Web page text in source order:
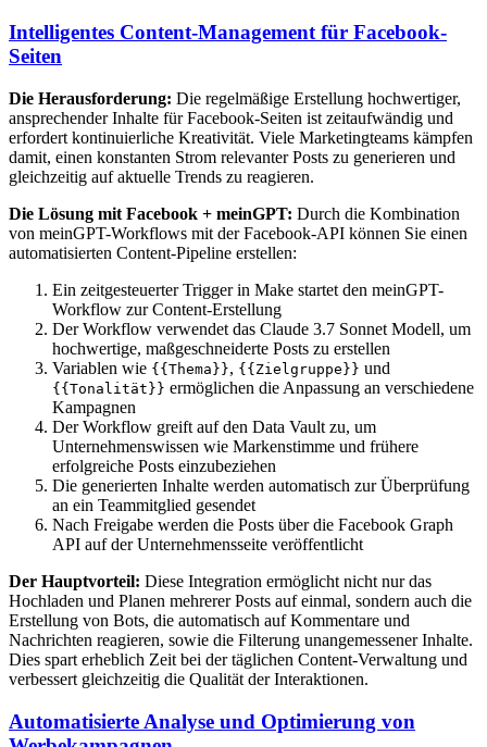
Intelligentes Content-Management für Facebook-
Seiten
Die Herausforderung: Die regelmäßige Erstellung hochwertiger,
ansprechender Inhalte für Facebook-Seiten ist zeitaufwändig und
erfordert kontinuierliche Kreativität. Viele Marketingteams kämpfen
damit, einen konstanten Strom relevanter Posts zu generieren und
gleichzeitig auf aktuelle Trends zu reagieren.
Die Lösung mit Facebook + meinGPT: Durch die Kombination
von meinGPT-Workflows mit der Facebook-API können Sie einen
automatisierten Content-Pipeline erstellen:
Ein zeitgesteuerter Trigger in Make startet den meinGPT-
Workflow zur Content-Erstellung
Der Workflow verwendet das Claude 3.7 Sonnet Modell, um
hochwertige, maßgeschneiderte Posts zu erstellen
Variablen wie {{Thema}}, {{Zielgruppe}} und
{{Tonalität}} ermöglichen die Anpassung an verschiedene
Kampagnen
Der Workflow greift auf den Data Vault zu, um
Unternehmenswissen wie Markenstimme und frühere
erfolgreiche Posts einzubeziehen
Die generierten Inhalte werden automatisch zur Überprüfung
an ein Teammitglied gesendet
Nach Freigabe werden die Posts über die Facebook Graph
API auf der Unternehmensseite veröffentlicht
Der Hauptvorteil: Diese Integration ermöglicht nicht nur das
Hochladen und Planen mehrerer Posts auf einmal, sondern auch die
Erstellung von Bots, die automatisch auf Kommentare und
Nachrichten reagieren, sowie die Filterung unangemessener Inhalte.
Dies spart erheblich Zeit bei der täglichen Content-Verwaltung und
verbessert gleichzeitig die Qualität der Interaktionen.
Automatisierte Analyse und Optimierung von